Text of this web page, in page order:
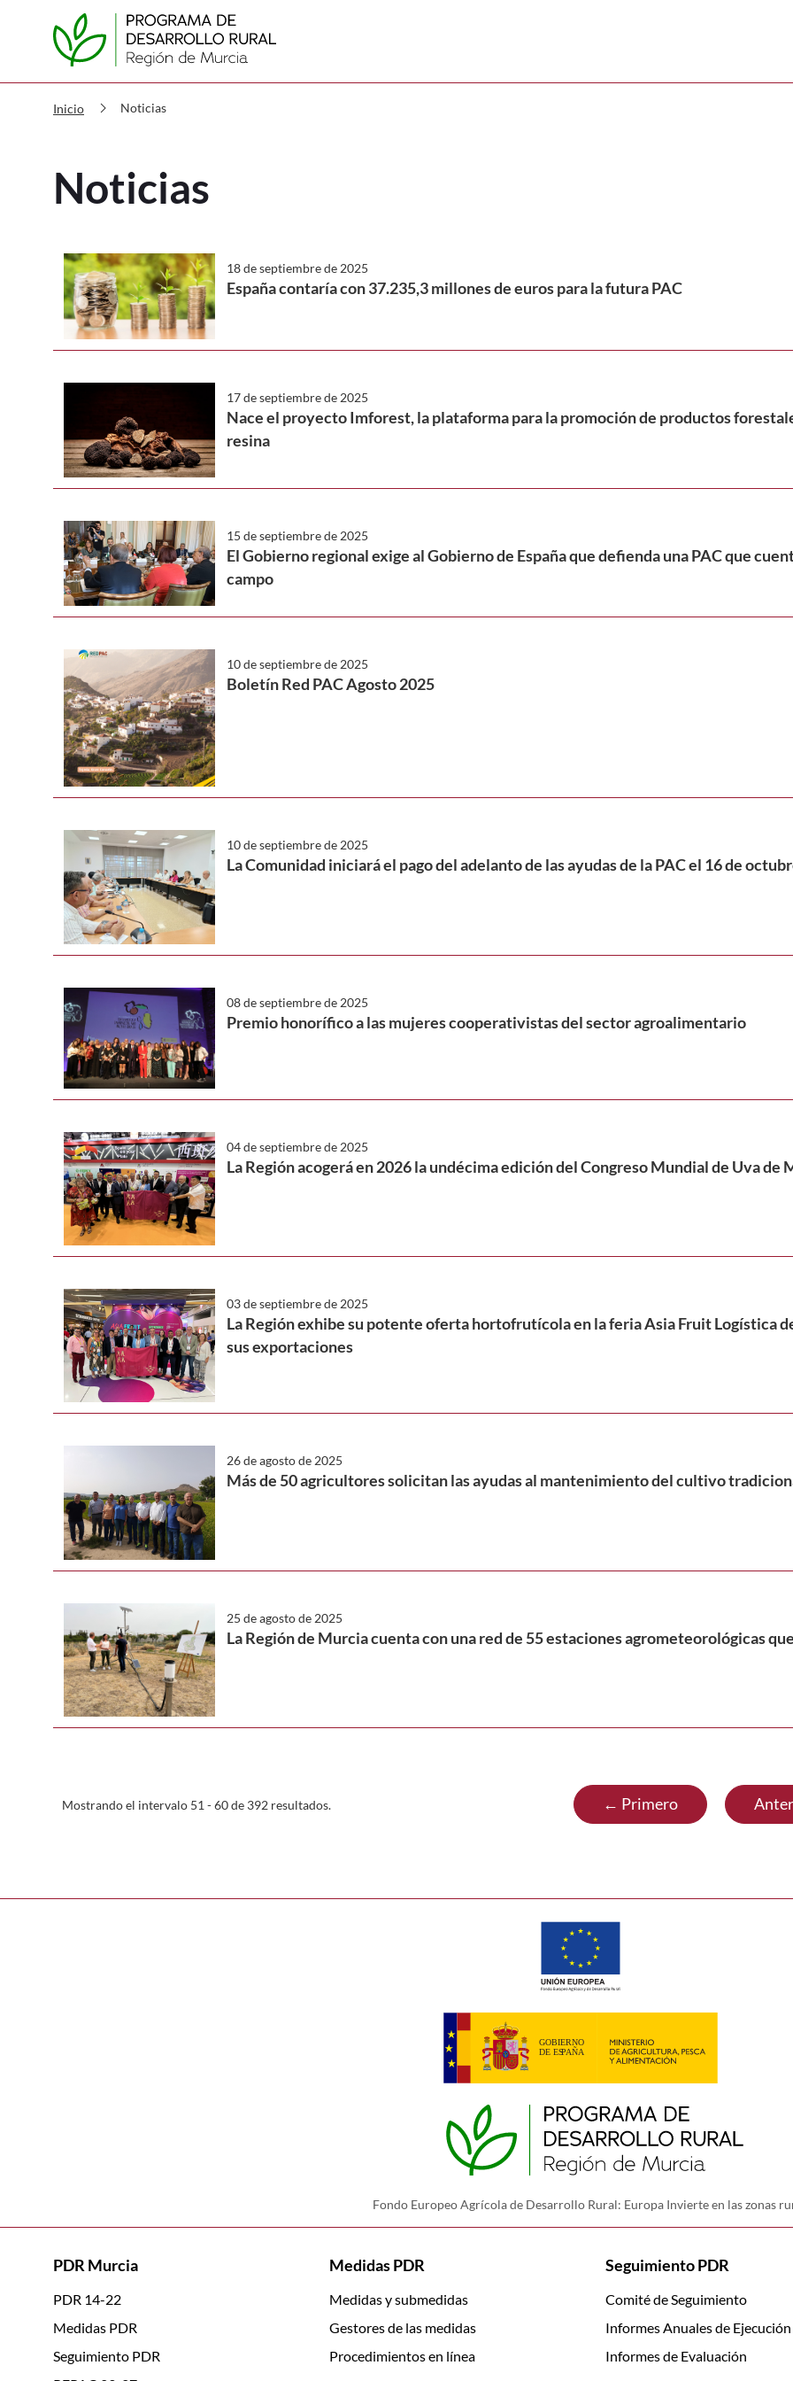
PDR Noticias
Inicio chevron_right Noticias
Noticias
18 de septiembre de 2025
España contaría con 37.235,3 millones de euros para la futura PAC
17 de septiembre de 2025
Nace el proyecto Imforest, la plataforma para la promoción de productos
resina
15 de septiembre de 2025
El Gobierno regional exige al Gobierno de España que defienda una PAC que
campo
10 de septiembre de 2025
Boletín Red PAC Agosto 2025
10 de septiembre de 2025
La Comunidad iniciará el pago del adelanto de las ayudas de la PAC el 16 de
08 de septiembre de 2025
Premio honorífico a las mujeres cooperativistas del sector agroalimentario
04 de septiembre de 2025
La Región acogerá en 2026 la undécima edición del Congreso Mundial de Uva de
03 de septiembre de 2025
La Región exhibe su potente oferta hortofrutícola en la feria Asia Fruit Logística
sus exportaciones
26 de agosto de 2025
Más de 50 agricultores solicitan las ayudas al mantenimiento del cultivo
25 de agosto de 2025
La Región de Murcia cuenta con una red de 55 estaciones agrometeorológicas
Mostrando el intervalo 51 - 60 de 392 resultados. ← Primero
Fondo Europeo Agrícola de Desarrollo Rural: Europa Invierte en las zonas
PDR Murcia
PDR 14-22
Medidas PDR
Seguimiento PDR
Medidas PDR
Medidas y submedidas
Gestores de las medidas
Procedimientos en línea
Seguimiento PDR
Comité de Seguimiento
Informes Anuales de Ejecución
Informes de Evaluación